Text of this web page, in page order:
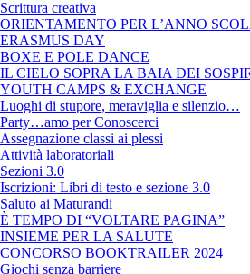
Scrittura creativa
ORIENTAMENTO PER L’ANNO
ERASMUS DAY
BOXE E POLE DANCE
IL CIELO SOPRA LA BAIA DEI
YOUTH CAMPS & EXCHANGE
Luoghi di stupore, meraviglia e silenzio…
Party…amo per Conoscerci
Assegnazione classi ai plessi
Attività laboratoriali
Sezioni 3.0
Iscrizioni: Libri di testo e sezione 3.0
Saluto ai Maturandi
È TEMPO DI “VOLTARE PAGINA”
INSIEME PER LA SALUTE
CONCORSO BOOKTRAILER 2024
Giochi senza barriere